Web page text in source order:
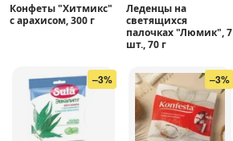
Конфеты "Хитмикс"
с арахисом, 300 г
Леденцы на
светящихся
палочках "Люмик", 7
шт., 70 г
–3% –3%